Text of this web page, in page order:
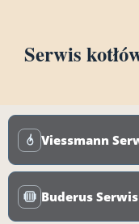
Serwis
Viessmann
Buderus Serwis